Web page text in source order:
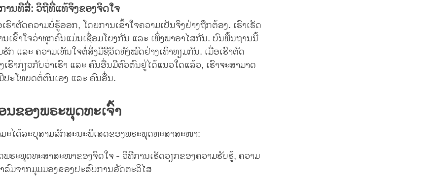
ານທີສີ່: ວິຖີທີ່ແທ້ຈິງຂອງຈິດໃຈ
ຮົາຕັດຄວາມບໍ່ຮູ້ອອກ, ໂດຍການເຂົ້າໃຈຄວາມເປັນຈິງຢ່າງຖືກຕ້ອງ. ເຮົາເຮັດ
ເຂົ້າໃຈວ່າທຸກຄົນແມ່ນເຊື່ອມໂຍງກັນ ແລະ ເພິ່ງພາອາໄສກັນ. ບົນພື້ນຖານນີ້
ຮັກ ແລະ ຄວາມເຫັນໃຈຕໍ່ສິ່ງມີຊີວິດທັງໝົດຢ່າງເທົ່າທຽມກັນ. ເມື່ອເຮົາຕັດ
ຮົາກ່ຽວກັບວ່າເຮົາ ແລະ ຄົນອື່ນມີຕົວຕົນຢູ່ໄດ້ແນວໃດແລ້ວ, ເຮົາຈະສາມາດ
ະໂຫຍດຕໍ່ຕົນເອງ ແລະ ຄົນອື່ນ.
ຂອງພຣະພຸດທະເຈົ້າ
ະໄດ້ລະບຸສາມລັກສະນະພິເສດຂອງພຣະພຸດທະສາສະໜາ:
ພຣະພຸດທະສາສະໜາຂອງຈິດໃຈ - ວິທີການເຮັດວຽກຂອງຄວາມຮັບຮູ້, ຄວາມ
ລົມຈາກມຸມມອງຂອງປະສົບການອັດຕະວິໄສ